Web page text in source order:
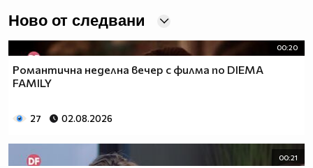
Ново от следвани
00:20
Романтична неделна вечер с филма по DIEMA
FAMILY
27 02.08.2026
00:21